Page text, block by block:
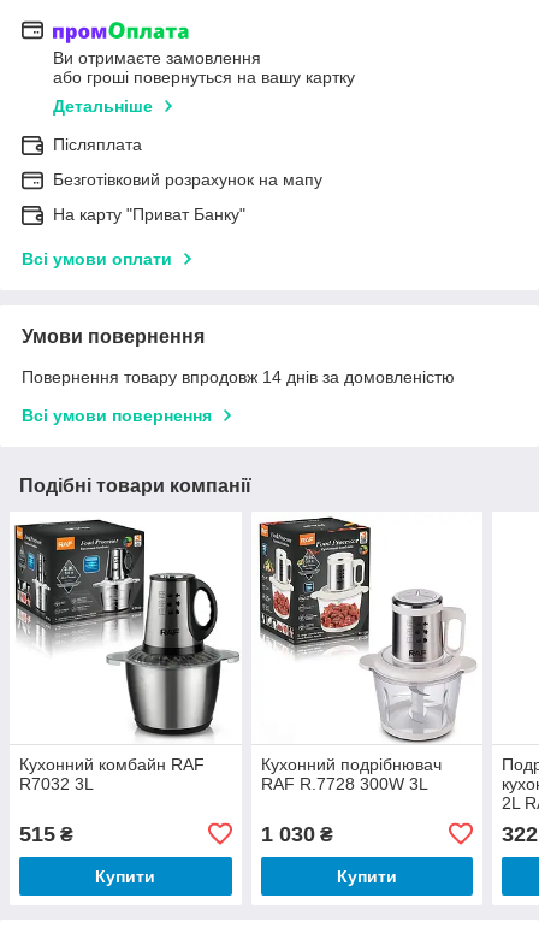
Ви отримаєте замовлення
або гроші повернуться на вашу картку
Детальніше
Післяплата
Безготівковий розрахунок на мапу
На карту "Приват Банку"
Всі умови оплати
Умови повернення
Повернення товару впродовж 14 днів за домовленістю
Всі умови повернення
Подібні товари компанії
Кухонний комбайн RAF
R7032 3L
515 ₴
Купити
Кухонний подрібнювач
RAF R.7728 300W 3L
1 030₴
Купити
2L
322